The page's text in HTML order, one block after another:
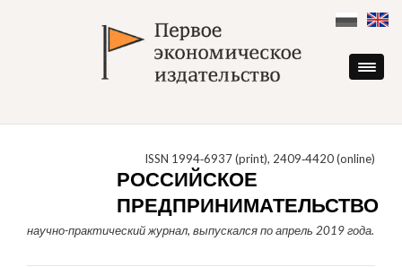
content
ISSN 1994‑6937 (print), 2409‑4420 (online)
РОССИЙСКОЕ
ПРЕДПРИНИМАТЕЛЬСТВО
научно-практический журнал, выпускался по апрель 2019 года.